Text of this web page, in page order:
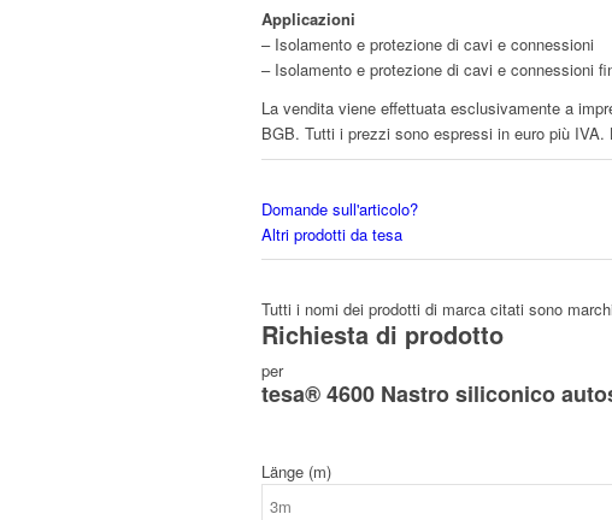
Applicazioni
– Isolamento e protezione di cavi e connessioni
– Isolamento e protezione di cavi e connessioni
La vendita viene effettuata esclusivamente a
BGB. Tutti i prezzi sono espressi in euro più
Domande sull'articolo?
Altri prodotti da tesa
Tutti i nomi dei prodotti di marca citati sono
Richiesta di prodotto
per
tesa® 4600 Nastro siliconico
Länge (m)